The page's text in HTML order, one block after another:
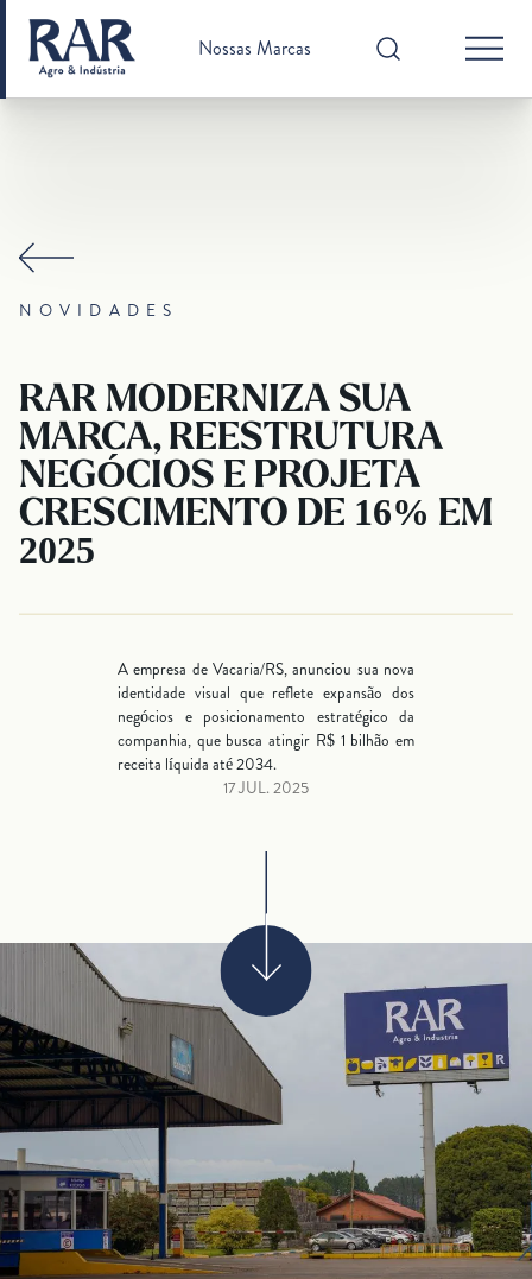
Nossas Marcas
NOVIDADES
RAR MODERNIZA SUA
MARCA, REESTRUTURA
NEGÓCIOS E PROJETA
CRESCIMENTO DE 16% EM
2025
A empresa de Vacaria/RS, anunciou sua nova
identidade visual que reflete expansão dos
negócios e posicionamento estratégico da
companhia, que busca atingir R$ 1 bilhão em
receita líquida até 2034.
17 JUL. 2025